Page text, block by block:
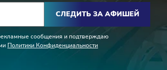
СЛЕДИТЬ ЗА АФИШЕЙ
сообщения и подтверждаю
Политики Конфиденциальности